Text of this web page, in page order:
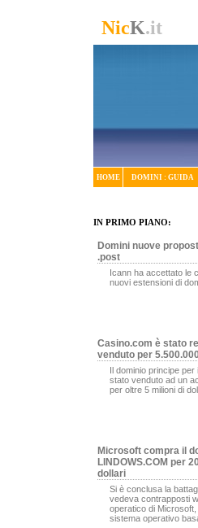
NicK.it
HOME DOMINI : GUIDA
IN PRIMO PIANO:
Domini nuove
.post
Icann ha accettato le
nuovi estensioni di
Casino.com è stato
venduto per
Il dominio principe per
stato venduto ad un
per oltre 5 milioni di
Microsoft compra il
LINDOWS.COM per
dollari
Si è conclusa la
vedeva contrapposti
operatico di
sistema operativo